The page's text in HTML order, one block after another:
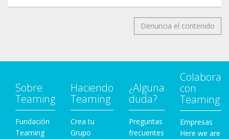
Denuncia el contenido
Sobre
Teaming
Fundación
Teaming
Haciendo
Teaming
Crea tu
Grupo
¿Alguna
duda?
Preguntas
frecuentes
Colabora
con
Teaming
Empresas
Here we are